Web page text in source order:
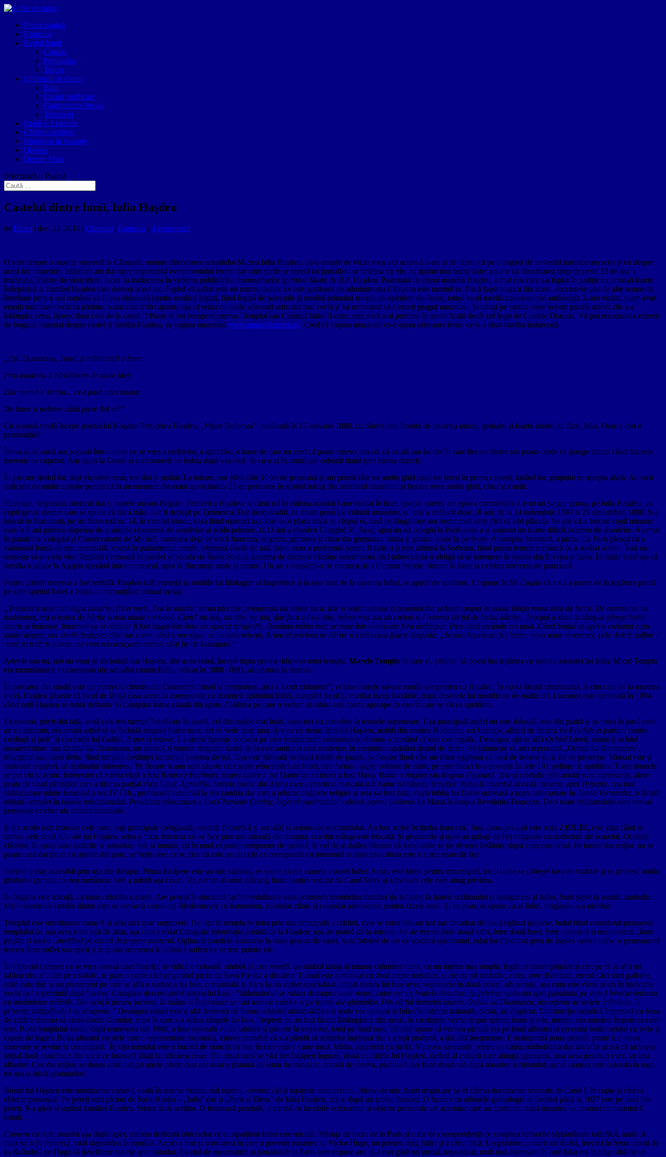
Prima pagină
Romania
Restul lumii
Croatia
Portugalia
Turcia
Informatii si sfaturi
Bani
Cazari verificate
Gastronomie locala
Transport
Istorii si Legende
Călători-scriitori
Sănătatea în vacanțe
Diverse
Despre Mine
Selectează o Pagină
Castelul dintre lumi, Iulia Hașdeu
de Elvira | dec. 23, 2018 | Câmpina, Romania | 4 comentarii
O știre despre o moarte suspectă la Câmpina, anume directoarea actualului Muzeu Iulia Hașdeu, mi-a amintit de vizita mea aici acum doi ani și de faptul că pe o pagină de povestiri turistice am scris și eu despre
acest loc misterios. Inițial nu am dat mare importanță evenimentului recent dar cum știrile se repetă iar jurnaliștii se hrănesc cu ele, au apărut mai multe date: anume că directoarea timp de peste 23 de ani a
muzeului, înainte de sinucidere, lucra la traducerea în vederea publicării a manuscriselorspiritiste lăsate de B.P. Hașdeu. Pasionată de opera marelui Hașdeu, a fost cea care s-a luptat în justiție cu urmașii foarte
îndepărtați ai familiei Hașdeu care doreau acest loc. Faptul că astăzi este un muzeu public ce este gestionat de administrația Câmpina este meritul ei. Dacă fapta tragică din acest decembrie plin de alte semne de
întrebare pentru noi românii va fi una obișnuită pentru medicii legiști, fiind legată de poveștile și mediul primului templu de spiritism din lume, totuși locul merită cunoscut mai amănunțit. L-am vizitat, n-am avut
emoții mai mari decât ca părinte, n-am avut trăiri aparte, așa că reiau cu unele adaosuri articolul mai vechi și vă recomand să-i treceți pragul muzeului. Și totuși pe cardul unde aveam pozele acelei zile s-a
întâmplat ceva, lipsesc doar cele de la castel !! Poate le voi recupera cumva. Templul sau Castelul Iuliei Hașdeu este mult mai profund în semnificații decât cel legat de Contele Dracula. Vă pot recomanda extrem
de bogatul material despre castel și familia Hașdeu, pe pagina muzeului www.muzeulhasdeu.ro Cred că pagina muzeului este opera sărmanei femei ce și-a lăsat familia îndurerată.
„Ești Dumnezeu, Isuse, și mântuiești o lume
Prin moartea-ți născătoare de noile idei;
Dar mamă e Maria… ce-i pasă unei mume
De lume și nelume când piere fiul ei?”
Cu această strofă începe poezia lui Bogdan Petriceicu Hașdeu, „Mater Dolorosa”, publicată în 15 ianuarie 1888, cu câteva luni înainte de moartea unicei, genialei și foarte iubitei lui fiice, Iulia. Oare a fost o
premoniție?
Într-o zi de iarnă am poposit într-o lume ce se vrea a umbrelor, a spiritelor, o lume de care nu cred că poate cineva dovedi că există sau ba dar în care fiecare dintre noi poate crede că ajunge atunci când dramele
inerente ne cuprind. Am ajuns la Castel și cum soarele ne îmbia după viscolul de cu o zi în urmă, am coborât timid spre lumea durerii.
În parcare destul loc deși vizitatori erau, români și străini. La intrare, am plătit câte 10 lei de persoană și am primit câte un audio ghid apoi am intrat în prima cameră, lăsând loc grupului ce aștepta afară. Au cred
suficient de multe aparate pentru că la un moment dat eram aproximativ 25 de persoane în spațiul micuț din interiorul castelului și fiecare avea audio ghid, chiar și copiii.
Filologul, lingvistul, istoricul dar și marele mason Bogdan Petriceicu Hașdeu, al cărui rol în cultura noastră l-am studiat în liceu (parțial corect, era epoca comunistă), a avut un singur urmaș, pe Iulia Hașdeu, un
copil genial despre care se spune că dacă trăia, l-ar fi depășit pe Eminescu. Dar inexplicabil, ca multe genii ale culturii umaniste, și Iulia a strălucit doar 18 ani, de la 14 noiembrie 1869 la 29 septembrie 1888. S-a
născut în București, pe str. Franceză nr. 14, în centrul istoric, casa fiind marcată azi doar de o placa mică cu chipul ei, casă pe lângă care am trecut mult timp fără să văd plăcuța. Se știe că a fost un copil minune
care la 8 ani primea dispensa de a susține examenul de absolvire al școlii primare, la 11 ani a absolvit Colegiul Sf, Sava, apoi un alt colegiu la Paris unde a și susținut un foarte dificil axamen de absolvire. A urmat
în paralel cu colegiul și Conservatorul de Muzică, cunoștea deja de mică franceza, engleza, germana și chiar din gimnaziu, latina și greaca, toate la perfecție. A compus literatură, a pictat. La Paris pleacă cu o
valoroasă bursă de stat, nominală, votată în parlamentul român, obținută ciudat de tată (banii erau o problemă pentru Hașdeu) și este admisă la Sorbona, fiind prima femeie româncă ce a studiat acolo. Însă nu
reușește să-și vadă visul împlinit (urmează în paralel și Școala de Înalte Studii), lucrarea de doctorat rămâne neterminată căci tuberculoza o obligă să se interneze în spitale din Elveția și Italia. În zadar totul așa că
familia o aduce la Agapia sperând într-un miracol, apoi la București unde și moare. Un an a despărțit-o de onoarea de a fi prima femeie doctor în litere la celebra universitate pariziană.
Pentru părinți durerea a fost teribilă. Hașdeu tatăl renunță la studiile lui filologice și lingvistice și la șase luni de la moartea Iuliei, se apucă de spiritism. El spune în Sic Cogito că totul a pornit de la legătura primă
pe care spiritul Iuliei a inițiat-o, transmițând primul mesaj:
„Trecusera sase luni dupa moartea fiicei mele. Era în martie: iarna plecase, primavara nu sosise înca. Intr-o seara umeda si posomorâta sedeam singur în odaie lânga masa mea de lucru. De-nainte-mi, ca
totdeauna, era o testea de hârtie si mai multe creioane. Cum? nu stiu, nu stiu, nu stiu, dar fara ca s-o stiu, mâna mea lua un creion si-i rezema vârful de luciul hârtiei. Incepui a simti la tâmpla stânga batai
scurte si îndesate, întocmai ca si când ar fi fost bagat într-însa un aparat telegrafic. Deodata mâna mea se puse într-o miscare fara astâmpar. Vreo cinci secunde cel mult. Când bratul se opri si creionul cazu
dintre degete, ma simtii desteptat dintr-un somn, desi eram sigur ca nu adormisem. Aruncai privirea pe hârtie si cetii acolo foarte limpede: „Je suis heureuse; je t’aime; nous nous reverrons; cela doit te suffire /
sunt fericită;te iubesc, ne vom revedea;asta trebuie să-ți fie de îndeajuns.”
Adevăr sau nu, noi nu vom ști niciodată dar Hașdeu, din acea seară, începe lupta pentru ridicarea unui templu, Marele Templu în care ei, părinții, să poată lua legătura cu spiritul adoratei lor Iulia. Micul Templu
era mormântul ei bucureștean din actualul cimitir Bellu, ridicat în 1888 -1891, azi distrus în interior.
În parcarea din stradă este un portret al chimistului Constantin Istrati și mențiunea „aici a locuit chimistul”, ei bine marele savant român era prieten cu Hașdeu. În vizita făcută chimistului, la cinci ani de la moartea
fiicei, Hașdeu găsește că locul de lângă casa acestuia corespunde cu dorințele spiritului Iuliei, cumpără locul și imediat încep lucrările, după desenele lui modificate de multe ori. Lucrarea este terminată în 1894
când soții Hașdeu se mută definitiv în Câmpina într-o căsuță din spate. Clădirea pe care o vedem și astăzi este foarte aproape de cea în care se făcea spiritism.
Exteriorul, privit din față, arată cele trei turnuri îmbrăcate în piatră, cel din mijloc mai înalt, toate trei cu creneluri la terasele superioare. Ușa principală astăzi nu este folosită, este din piatră și se rotea în jurul unui
ax cu diamant, era creată astfel să se închidă singură foarte ușor, azi se vede doar șina. Are pe ea stema familiei Hașdeu, nobili din cetatea Hotinului, azi Ucraina, alături de deviza lor Pro fide et patria / pentru
credință și țară” și cuvintele lui Galilei, E pur si muove. La stemă lipsește coroana pe care restauratorii comuniști au distrus-o crezând că este cea regală. Deasupra ușii se află Ochiul Lumii, numit și ochiul
atoatevăzător sau Ochiul lui Dumnezeu, un simbol al tuturor religiilor lumii, de la cele antice la cele moderne, în creștinism apărând destul de târziu. Se bănuiește că aici reprezintă „Ochiul lui Dumnezeu”,
triunghiul sau litera delta fiind templul credinței iar ochiul puterea divină. Ușa este flancată de două fotolii de piatră, pe fiecare fiind câte un sfinx egiptean cu bust de femeie și cu rol de protecție. Sfinxul este și
simbolul enigmei, al destinului misterios. Pe fiecare scaun sunt săpate cele șapte reîncarnări ale Iuliei, sub forma a șapte volume de carte, pe care fiica i le-a povestit în cele 101 ședințe de spiritism. Toate numele
se pot citi și acum. Interesant că a treia viață a fost Beatrice Portinari, marea iubire a lui Dante iar a cincea a fost Maria Tudor a Angliei sau Regina Fecioară. Dar și celelalte reîncarnări sunt interesante, alese
poate de visul părinților care a distrus parțial viața Iuliei: Agnodika, femeia medic din Atena care a practicat mascată sub haine bărbătești, femeilor fiindu-le interzisă această meserie, apoi Hypatia, cea mai
strălucitoare minte feminină a sec.IV î.Hr., profesoară renumită la Alexandria dar care a refuzat dogmele religiei și asta i-a fost fatal; după iubita lui Dante urmează a patra reîncarnare în Juana Vernandez, o tânără
inițiată complet în tainele misticismului. Penultima reîncarnare a fost Charlotte Corday, Îngerul asasinatului, celebră pentru uciderea lui Marat în timpul Revoluției Franceze. Deci toate reîncarnările sunt numai
personaje celebre ale culturii mondiale.
Și tot acolo sunt marcate cele patru legi principale (religioasă, morală, filozofică și socială) și semne ale spiritismului. Au fost scrise în limba franceză. Sus, deasupra ușii este scris 2 IULIE, este ziua când se
serbau cele două Iulii ale lui Hașdeu, soția și fiica. Intrarea azi se face prin ușa laterală din dreapta, cea din stânga este blocată. Și geamurile și ușile au grilaje de fier originale cu simboluri ale soarelui. Ocolind
clădirea, în spate sunt intrările la subsoluri, trei la număr, azi în unul expoziții temporare de pictură, în cel de al doilea bănuim că locul unde se țin diverse întâlniri, după cum este dotat. Pe turnul din mijloc nu se
poate urca dar privit cu atenție din parc, se vede ceea ce se zice că este un alt ochi ce corespunde cu interiorul și deasupra căruia este o cruce mare de fier.
Interiorul este accesibil prin ușa din dreapta. Prima încăpere este un mic salonaș, se spune că era camera mamei Iuliei. Acum este birou pentru muzeograf, locul unde se plătește taxa de vizitare și se primesc audio
ghidurile (primul muzeu românesc care a primit așa ceva). Un portret al unui strămoș, bustul soției realizat de Carol Stork și soba sunt cele care atrag privirea.
Sufrageria este micuță, ca toate celelalte camere. Are pereții în stucatură iar în medalioane sunt portretele membrilor familiei de la bunic la fratele scriitorului și desigur cel al Iuliei. Sunt șapte la număr, simbolic.
Mici obiecte de familie dintre care se remarcă ceasul tip Biedermeyer cu barometru, calendar zilnic și calendar astronomic pentru fazele lunii. Și un pian, se spune ca al Iuliei, originalul s-a pierdut.
Templul este următoarea cameră și abia aici apar surprizele. De fapt în templu se intra prin ușa principală a clădirii, care se rotea într-un hol mic încadrat de două oglinzi paralele, holul fiind considerat pronaosul
templului iar ușa avea rolul ușii de altar, așa cum a redat Caragiale informația primită de la Hașdeu: ușa de piatră de la intrare, loc de trecere între două stări, între două lumi, între cunoscut și necunoscut…între
profan și sacru…invitând pe om să descopere misterul. Oglinzile paralele, existente la toate geamurile casei, sunt folosite de cei ce practică spiritismul, rolul lor fiind mai greu de înțeles pentru mine, o permanentă
trecere între suflet sau spirit și trup sau recreerea la infinit a sufletelor ce trec printre ele.
În mijlocul camerei ce se vrea naosul unei biserici, se ridică o coloană, simbol al axis mundi, un simbol iarăși al tuturor culturilor lumii, cu un înțeles mai simplu, legătura dintre pământ și cer; pe el se află un
tablou trist al Iuliei pe catafalc, se pare o copie căci originalul pictat de Sava Henția a dispărut. Turnul este continuat cu două trepte metalice, și ele cu rol simbolic, calea spre divinitate, eternă căci sunt galbene,
scări care duc la un postament pe care se află o statuie a lui Isus, comandată la Paris la un atelier specializat. Inițial statuia lui Isus avea veșmintele în două culori, alb și roșu, așa cum este văzut și azi în bisericile
vechi ce-l reprezintă după Înviere. Caragiale descrie astfel statuia lui Isus : “Mântuitorul se ridica deasupra unor nouri, catre cer cu bratele deschise, cu privirea aplecata spre pamântul pe care-l binecuvânteaza
cu amândoua mâinile. Din ochi îi picura lacrimi, în mâini si în picioare se vad urmele cuielor si pe frunte ale ghimpilor. Din vârful domului azuriu, Ochiul lui Dumnezeu , înconjurat de stelele infinitului, îl
priveste, asteptându-l cu dragoste.” Deasupra statuii este o altă fereastră de forma ochiului atoatevăzător și unde era un bust al Iuliei în mărime naturală, pictat, azi dispărut. Construcția metalică împreună cu baza
de zidărie doreau să simbolizeze Graalul, cupa în care s-a strâns sângele lui Isus. Treptele nu au fost făcute întâmplator din metal, în credințele vechi despre spirite, bune și rele, metalul era amuleta împotriva celor
rele. Bolta templului acum, după renovarea din 1980, a fost repictată cu un labirint și planete în explozie, totul pe fond roșu. Ghidul spune că vechea pictură era pe fond albastru și prezenta bolta cerului cu stele și
capete de îngeri. Bolta albastră cu stele este o reprezentare masonică, cineva probabil că s-a gândit să schimbe înțelesul dar a greșit profund, a dat altă inerpretare. E neinspirată noua pictură, poate la o noua
renovare se revine la cea inițială. În fața turnului este o bucată de trunchi de nuc în care este o carte mică, biblia, acoperită cu sticlă. Nu avea un număr pentru a-i căuta simbolistica dar am aflat acasă că aici erau
inițial două trunchiuri din nucii ce fuseseră tăiați la ridicarea casei. Din zisul naos se văd trei încăperi înguste, două cu cărțile lui Hașdeu, simbol al culturii care alungă ignoranța, una avea geamuri verzi iar una
albastre. Cea din mijloc se dorea altarul după unele păreri deși are doar o pianină de lemn de trandafir, donată de cineva, pianina Iuliei fiind dispărută după moartea scriitorului; acolo camera este colorată în roșu,
tot asa și sticla geamurilor.
Biroul lui Hașdeu este următoarea cameră, toată în nuanțe vișinii, atât tapetul, covorul cât și tapițeria mobilierului. Biroul de nuc lăcuit negru are pe el câteva documente semnate de Carol I, în copie și câteva
obiecte personale. Pe pereți sunt picturi de Sava Henția – „Iulia” dar și „Paris și Elena” de Iulia Hasdeu, copie după un tablou francez. O lucrare cu arborele genealogic al familiei până la 1827 este pe unul din
pereți. S-a găsit și sigiliul familiei Hasdeu, folosit și de scriitor. O frumoasă pendulă, o vitrină cu lucrările scriitorului și obiecte personale ale acestuia, care au aparținut, după moartea lui, mamei chimistului C.
Istrati.
Camera cu cale, numită așa după tapet, camera dedicată obiectelor ce au aparținut Iuliei este micuță. Măsuța de lucru de la Paris și cutia de corespondență ce conținea scrisorile săptămânale tată/fiică, arată că
Iulia scria în franceză, tatăl răspundea în română. Acolo a fost și scrisoarea în care a povestit moartea lui Victor Hugo, un prieten drag Iuliei și a cărui fiică, Leopoldine, a murit tot tânără, înecată în Sena, dorul de
ea făcându-l pe Hugo să descifreze tainele spiritismului. Caietul de matematică și jurnalul de la Paris sunt expuse aici (s-a mai găsit un jurnal, nepublicat, mult mai interesant în care Iulia era îndrăgostită de un